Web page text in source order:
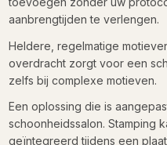
aanbrengtijden te verlengen.
Heldere, regelmatige
overdracht zorgt voor een
zelfs bij complexe motieven.
Een oplossing die is
schoonheidssalon. Stamping
geïntegreerd tijdens een